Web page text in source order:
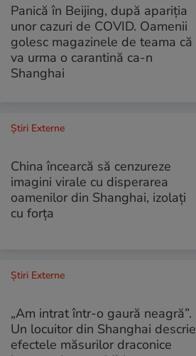
Panică în Beijing, după apariția
unor cazuri de COVID. Oamenii
golesc magazinele de teama că
va urma o carantină ca-n
Shanghai
Știri Externe
China încearcă să cenzureze
imagini virale cu disperarea
oamenilor din Shanghai, izolați
cu forța
Știri Externe
„Am intrat într-o gaură neagră”.
Un locuitor din Shanghai descrie
efectele măsurilor draconice